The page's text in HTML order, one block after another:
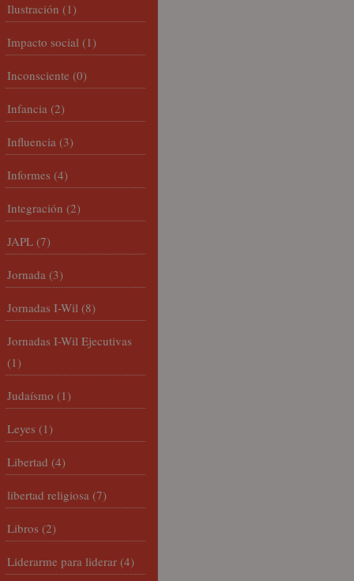
Ilustración (1)
Impacto social (1)
Inconsciente (0)
Infancia (2)
Influencia (3)
Informes (4)
Integración (2)
JAPL (7)
Jornada (3)
Jornadas I-Wil (8)
Jornadas I-Wil Ejecutivas
(1)
Judaísmo (1)
Leyes (1)
Libertad (4)
libertad religiosa (7)
Libros (2)
Liderarme para liderar (4)